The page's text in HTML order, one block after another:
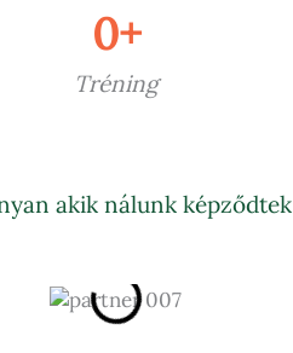
Tréning
0+
akik nálunk képződtek